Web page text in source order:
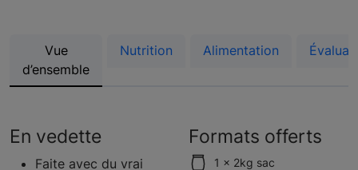
Vue
d’ensemble
Nutrition Alimentation
En vedette
Faite avec du vrai
Formats offerts
1 x 2kg sac